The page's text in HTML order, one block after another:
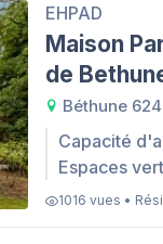
EHPAD
Maison
de
Béthune
Capacité
Espaces
1016 vues •